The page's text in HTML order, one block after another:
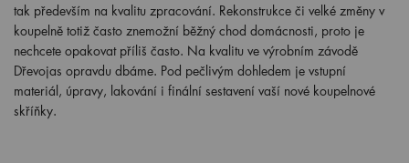
tak především na kvalitu zpracování. Rekonstrukce či velké změny v
koupelně totiž často znemožní běžný chod domácnosti, proto je
nechcete opakovat příliš často. Na kvalitu ve výrobním závodě
Dřevojas opravdu dbáme. Pod pečlivým dohledem je vstupní
materiál, úpravy, lakování i finální sestavení vaší nové koupelnové
skříňky.